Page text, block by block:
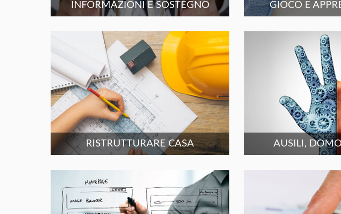
INFORMAZIONI E SOSTEGNO GIOCO E
RISTRUTTURARE CASA AUSILI,